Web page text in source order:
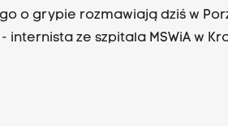
o grypie rozmawiają dziś w
internista ze szpitala MSWiA w